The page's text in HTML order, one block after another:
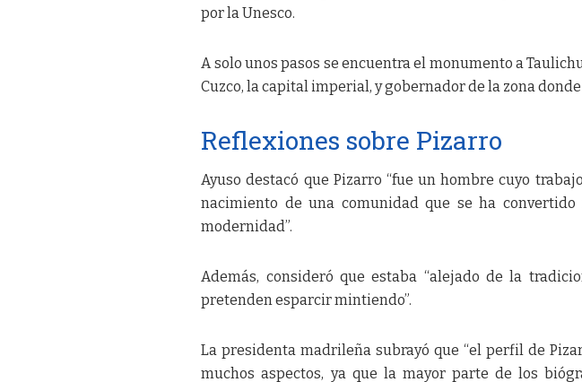
por la Unesco.
A solo unos pasos se encuentra el monumento a
Cuzco, la capital imperial, y gobernador de la zona
Reflexiones sobre Pizarro
Ayuso destacó que Pizarro “fue un hombre cuyo
nacimiento de una comunidad que se ha
modernidad”.
Además, consideró que estaba “alejado de la
pretenden esparcir mintiendo”.
La presidenta madrileña subrayó que “el perfil de
muchos aspectos, ya que la mayor parte de los